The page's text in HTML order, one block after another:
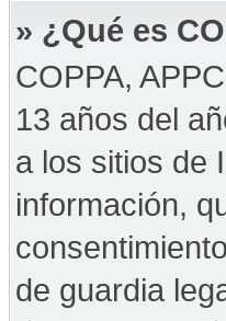
» ¿Qué es
COPPA,
13 años del
a los sitios de
información,
de guardia